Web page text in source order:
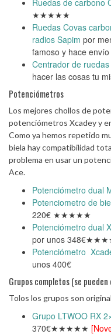
Ruedas de carbono
★★★★★
Ruedas Covas
radios Sapim por
famoso y hace
Centrador de
hacer las cosas tu
Potenciómetros
Los mejores chollos de
potenciómetros Xcadey y
Como ya hemos repetido
biela hay compatibilidad
problema en usar un
Ace.
Potenciómetro dual
Potenciometro de
220€ ★★★★★
Potenciómetro dual
por unos
Potenciómetro
unos 400€
Grupos completos (se
Tolos los grupos son
Grupo LTWOO RX
370€★★★★★